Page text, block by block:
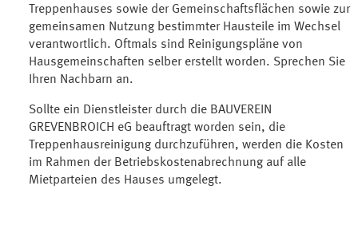
Treppenhauses sowie der Gemeinschaftsflächen sowie zur
gemeinsamen Nutzung bestimmter Hausteile im Wechsel
verantwortlich. Oftmals sind Reinigungspläne von
Hausgemeinschaften selber erstellt worden. Sprechen Sie
Ihren Nachbarn an.
Sollte ein Dienstleister durch die BAUVEREIN
GREVENBROICH eG beauftragt worden sein, die
Treppenhausreinigung durchzuführen, werden die Kosten
im Rahmen der Betriebskostenabrechnung auf alle
Mietparteien des Hauses umgelegt.